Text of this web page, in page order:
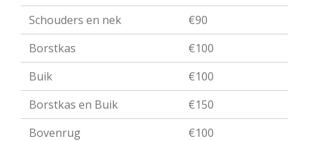
Schouders en nek
€90
Borstkas
€100
Buik
€100
Borstkas en Buik
€150
Bovenrug
€100